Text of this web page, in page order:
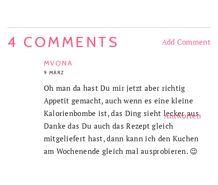
4 COMMENTS Add Comment
MVONA
9 MÄRZ
Oh man da hast Du mir jetzt aber richtig
Appetit gemacht, auch wenn es eine kleine
Kalorienbombe ist, das Ding sieht lecker aus.
Danke das Du auch das Rezept gleich
mitgeliefert hast, dann kann ich den Kuchen
am Wochenende gleich mal ausprobieren. 😉
Antworten